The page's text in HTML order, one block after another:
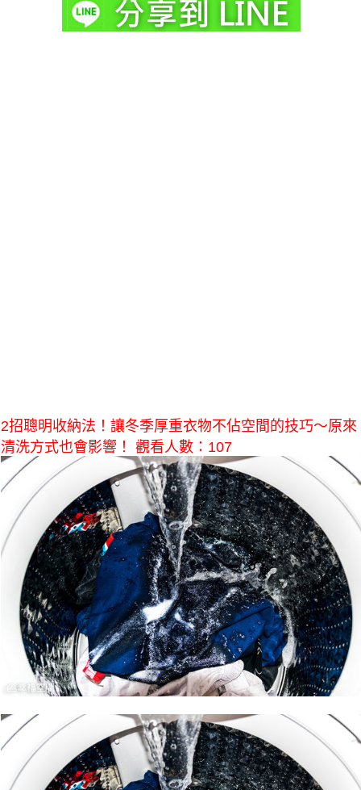
2招聰明收納法！讓冬季厚重衣物不佔空間的技巧～原來
清洗方式也會影響！ 觀看人數：107